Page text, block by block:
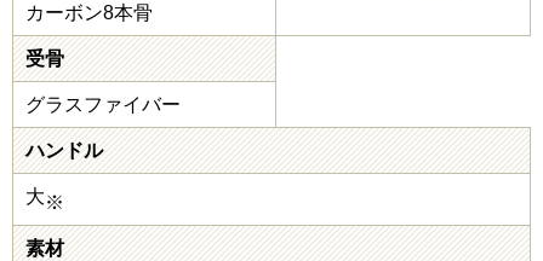
カーボン8本骨
受骨
グラスファイバー
ハンドル
大※
素材